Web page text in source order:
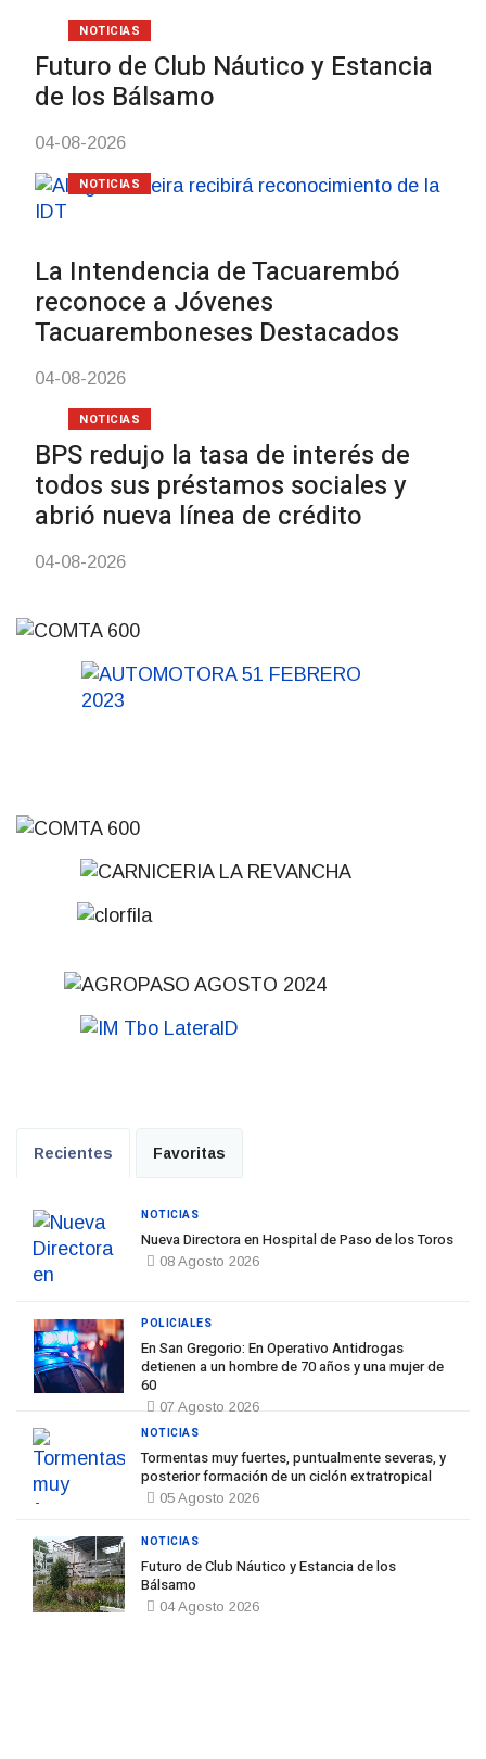
Recientes Favoritas
Nueva Directora en Hospital de Paso de los Toros
08 Agosto 2026
NOTICIAS
En San Gregorio: En Operativo Antidrogas
detienen a un hombre de 70 años y una mujer de
60
07 Agosto 2026
POLICIALES
Tormentas muy fuertes, puntualmente severas, y
posterior formación de un ciclón extratropical
05 Agosto 2026
NOTICIAS
Futuro de Club Náutico y Estancia de los
Bálsamo
04 Agosto 2026
NOTICIAS